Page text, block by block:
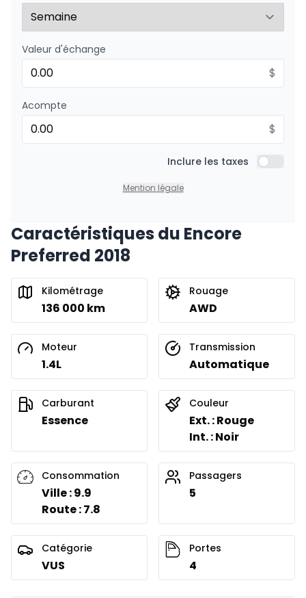
Valeur d'échange
$
Acompte
$
Inclure les taxes Inclure
Mention légale
Caractéristiques du Encore
Preferred 2018
Kilométrage
136 000 km
Rouage
AWD
Moteur
1.4L
Transmission
Automatique
Carburant
Essence
Couleur
Ext. : Rouge
Int. : Noir
Consommation
Ville : 9.9
Route : 7.8
Passagers
5
Catégorie
VUS
Portes
4